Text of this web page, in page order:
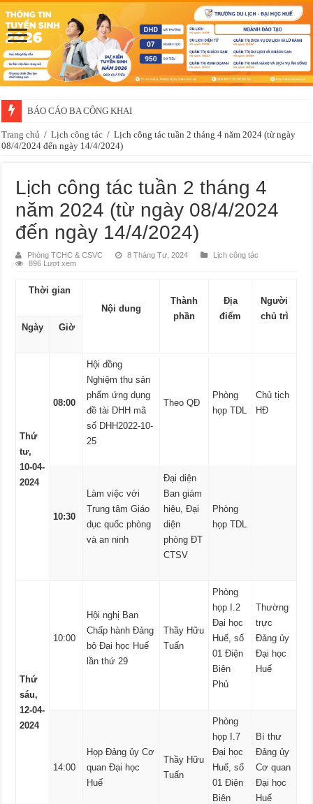
BÁO CÁO BA CÔNG KHAI
Trang chủ / Lịch công tác / Lịch công tác tuần 2 tháng 4 năm 2024 (từ ngày
08/4/2024 đến ngày 14/4/2024)
Lịch công tác tuần 2 tháng 4
năm 2024 (từ ngày 08/4/2024
đến ngày 14/4/2024)
Phòng TCHC & CSVC 8 Tháng Tư, 2024
Lịch công tác
896 Lượt xem
Thời gian
Nội dung
Thành
phần
Địa
điểm
Người
chủ trì
Ngày
Giờ
Thứ
tư,
10-04-
2024
08:00
Hội đồng
Nghiệm thu sản
phẩm ứng dụng
đề tài DHH mã
số DHH2022-10-
25
Theo QĐ
Phòng
họp TDL
Chủ tịch
HĐ
10:30
Làm việc với
Trung tâm Giáo
dục quốc phòng
và an ninh
Đại diện
Ban giám
hiệu, Đại
diện
phòng ĐT
CTSV
Phòng
họp TDL
Thứ
sáu,
12-04-
2024
10:00
Hội nghị Ban
Chấp hành Đảng
bộ Đại học Huế
lần thứ 29
Thầy Hữu
Tuấn
Phòng
họp I.2
Đại học
Huế, số
01 Điện
Biên
Phủ
Thường
trực
Đảng ủy
Đại học
Huế
14:00
Họp Đảng ủy Cơ
quan Đại học
Huế
Thầy Hữu
Tuấn
Phòng
họp I.7
Đại học
Huế, số
01 Điện
Biên
Bí thư
Đảng ủy
Cơ quan
Đại học
Huế